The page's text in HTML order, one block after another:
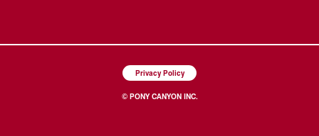
Privacy Policy
© PONY CANYON INC.